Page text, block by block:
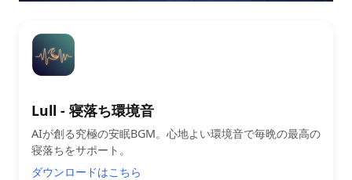
Lull - 寝落ち環境音
AIが創る究極の安眠BGM。心地よい環境音で毎晩の最高の
寝落ちをサポート。
ダウンロードはこちら